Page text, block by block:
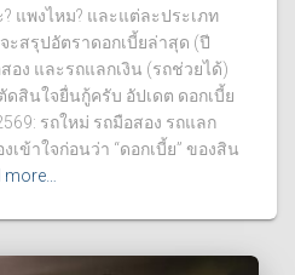
? แพงไหม? และแต่ละประเภท
ะสรุปอัตราดอกเบี้ยล่าสุด (ปี
อง และรถแลกเงิน (รถช่วยได้)
สินใจยื่นกู้ครับ อัปเดต ดอกเบี้ย
รถใหม่ รถมือสอง รถแลก
เข้าใจก่อนว่า “ดอกเบี้ย” ของสิน
more…